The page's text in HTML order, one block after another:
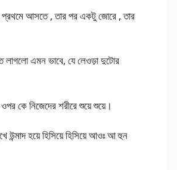
প্রথমে আসতে , তার পর একটু জোরে , তার
লাগলো এমন ভাবে, যে লেওড়া দুটোর
কে নিজেদের শরীরে শুয়ে শুয়ে।
উন্মাদ হয়ে হিসিয়ে হিসিয়ে আওঃ আ হুন